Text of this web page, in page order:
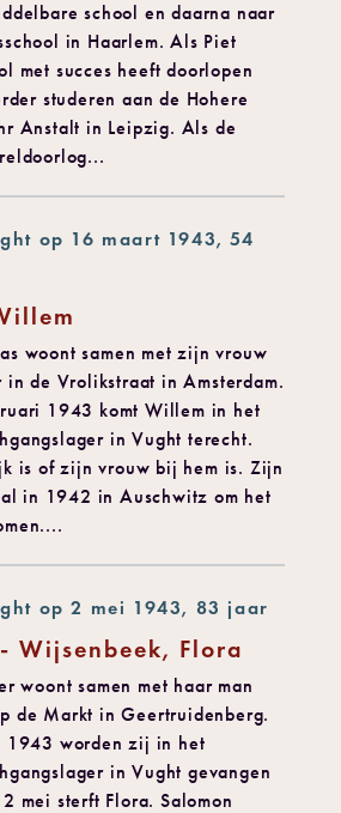
school en daarna naar
in Haarlem. Als Piet
met succes heeft doorlopen
studeren aan de Hohere
Anstalt in Leipzig. Als de
op 16 maart 1943, 54
woont samen met zijn vrouw
in de Vrolikstraat in Amsterdam.
1943 komt Willem in het
in Vught terecht.
is of zijn vrouw bij hem is. Zijn
in 1942 in Auschwitz om het
op 2 mei 1943, 83 jaar
Wijsenbeek, Flora
woont samen met haar man
de Markt in Geertruidenberg.
1943 worden zij in het
in Vught gevangen
mei sterft Flora. Salomon